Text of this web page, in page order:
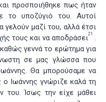
προσποιήθηκε πως ήταν
το υποζύγιό του. Αυτοί
γελούν μαζί του, αλλά έτσι
τους και να αποδράσει21 .
γεννά το ερώτημα για
σε μας γλώσσα που
Θα μπορούσαμε να
Ιωάννης γνώριζε καλά τη
Ίσως την είχε μάθει